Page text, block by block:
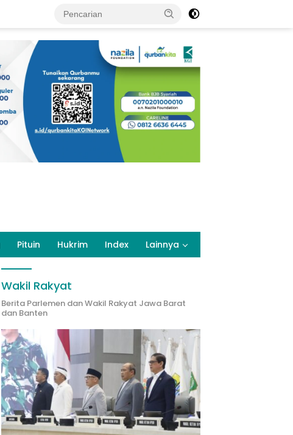
Pituin Hukrim Index Lainnya
Wakil Rakyat
Berita Parlemen dan Wakil Rakyat Jawa Barat
dan Banten